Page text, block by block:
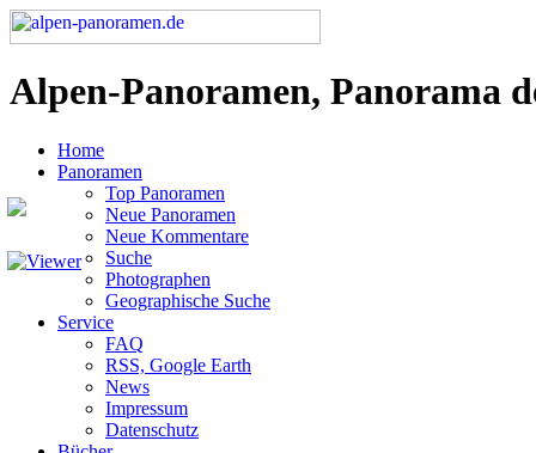
Alpen-Panoramen, Panorama
Home
Panoramen
Top Panoramen
Neue Panoramen
Neue Kommentare
Suche
Photographen
Geographische Suche
Service
FAQ
RSS, Google Earth
News
Impressum
Datenschutz